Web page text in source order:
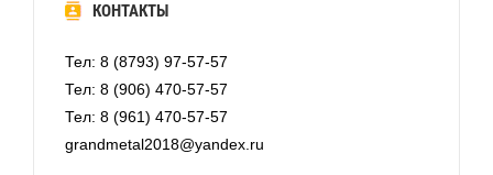
КОНТАКТЫ
Тел: 8 (8793) 97-57-57
Тел: 8 (906) 470-57-57
Тел: 8 (961) 470-57-57
grandmetal2018@yandex.ru